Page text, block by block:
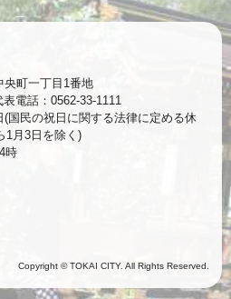
町一丁目1番地
電話：0562-33-1111
(国民の祝日に関する法律に定める休
1月3日を除く)
時
Copyright © TOKAI CITY. All Rights Reserved.